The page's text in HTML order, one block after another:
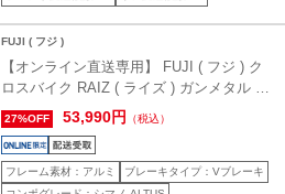
FUJI ( フジ )
【オンライン直送専用】 FUJI ( フジ ) ク
ロスバイク RAIZ ( ライズ ) ガンメタル 21
(身長目安180cm前後)
27%OFF 53,990円 （税込）
フレーム素材：アルミ
ブレーキタイプ：Vブレーキ